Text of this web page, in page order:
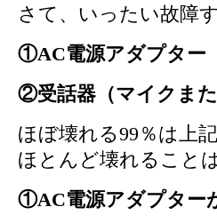
さて、いったい故障
①AC電源アダプター
②受話器（マイクまた
ほぼ壊れる99％は上
ほとんど壊れること
①AC電源アダプター